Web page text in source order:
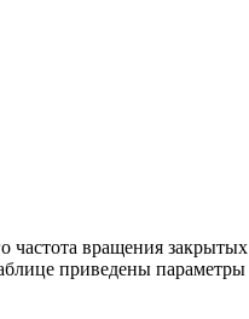
частота вращения закрытых
приведены параметры